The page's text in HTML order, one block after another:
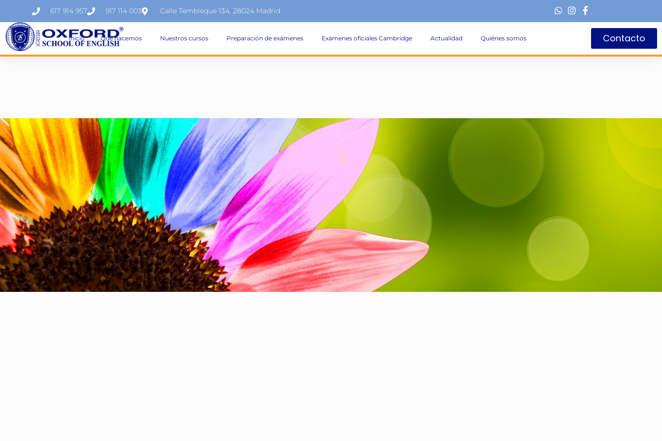
617 914 957 917 114 003 Calle Tembleque 134, 28024 Madrid
Inicio Qué hacemos Nuestros cursos Preparación de exámenes Exámenes oficiales Cambridge Actualidad Quiénes somos Contacto